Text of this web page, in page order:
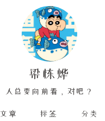
梁栋烨
人总要向前看，对吧？
文章 标签 分类